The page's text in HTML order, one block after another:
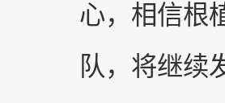
心，相信根
队，将继续